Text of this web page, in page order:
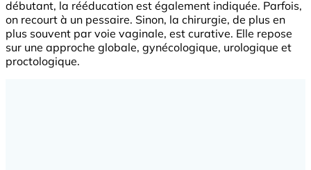
débutant, la rééducation est également indiquée. Parfois,
on recourt à un pessaire. Sinon, la chirurgie, de plus en
plus souvent par voie vaginale, est curative. Elle repose
sur une approche globale, gynécologique, urologique et
proctologique.